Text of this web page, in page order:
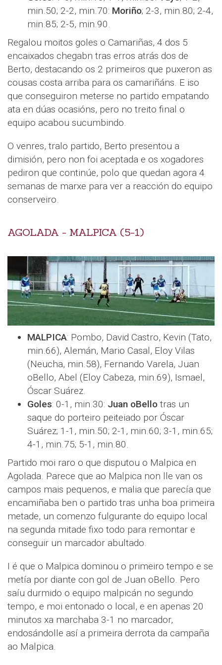
min.50; 2-2, min.70: Moriño; 2-3, min.80; 2-4,
min.85; 2-5, min.90.
Regalou moitos goles o Camariñas, 4 dos 5
encaixados chegabn tras erros atrás dos de
Berto, destacando os 2 primeiros que puxeron as
cousas costa arriba para os camariñáns. E iso
que conseguiron meterse no partido empatando
ata en dúas ocasións, pero no treito final o
equipo acabou sucumbindo.
O venres, tralo partido, Berto presentou a
dimisión, pero non foi aceptada e os xogadores
pediron que continúe, polo que quedan agora 4
semanas de marxe para ver a reacción do equipo
conserveiro.
AGOLADA - MALPICA (5-1)
MALPICA: Pombo, David Castro, Kevin (Tato,
min.66), Alemán, Mario Casal, Eloy Vilas
(Neucha, min.58), Fernando Varela, Juan
oBello, Abel (Eloy Cabeza, min.69), Ismael,
Óscar Suárez.
Goles: 0-1, min.30: Juan oBello tras un
saque do porteiro peiteiado por Óscar
Suárez; 1-1, min.50; 2-1, min.60; 3-1, min.65;
4-1, min.75; 5-1, min.80.
Partido moi raro o que disputou o Malpica en
Agolada. Parece que ao Malpica non lle van os
campos mais pequenos, e malia que parecía que
encamiñaba ben o partido tras unha boa primeira
metade, un comenzo fulgurante do equipo local
na segunda mitade fixo todo para remontar e
conseguir un marcador abultado.
I é que o Malpica dominou o primeiro tempo e se
metía por diante con gol de Juan oBello. Pero
saíu durmido o equipo malpicán no segundo
tempo, e moi entonado o local, e en apenas 20
minutos xa marchaba 3-1 no marcador,
endosándolle así a primeira derrota da campaña
ao Malpica.